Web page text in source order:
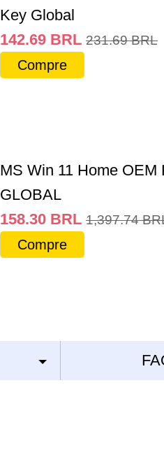
Key Global
142.69 BRL 231.69 BRL
Compre
MS Win 11 Home OEM
GLOBAL
158.30 BRL 1,397.74
Compre